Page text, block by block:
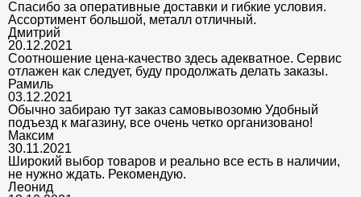
Спасибо за оперативные доставки и гибкие условия.
Ассортимент большой, металл отличный.
Дмитрий
20.12.2021
Соотношение цена-качество здесь адекватное. Сервис
отлажен как следует, буду продолжать делать заказы.
Рамиль
03.12.2021
Обычно забираю тут заказ самовывозомю Удобный
подъезд к магазину, все очень четко организовано!
Максим
30.11.2021
Широкий выбор товаров и реально все есть в наличии,
не нужно ждать. Рекомендую.
Леонид